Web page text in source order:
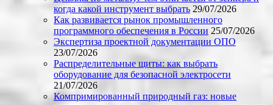
когда какой инструмент выбрать 29/07/2026
Как развивается рынок промышленного
программного обеспечения в России 25/07/2026
Экспертиза проектной документации ОПО
23/07/2026
Распределительные щиты: как выбрать
оборудование для безопасной электросети
21/07/2026
Компримированный природный газ: новые